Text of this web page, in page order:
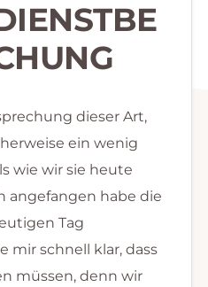
dieser Art,
ein wenig
wie wir sie heute
angefangen habe die
Tag
mir schnell klar, dass
müssen, denn wir